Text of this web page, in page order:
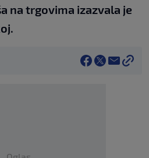
na trgovima izazvala je